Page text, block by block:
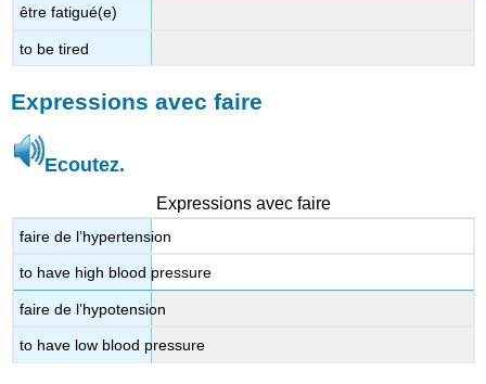
être fatigué(e)
to be tired
Expressions avec faire
Ecoutez.
Expressions avec faire
faire de l’hypertension
to have high blood pressure
faire de l’hypotension
to have low blood pressure